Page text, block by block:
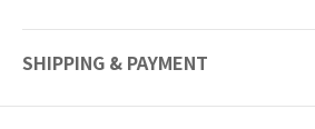
SHIPPING & PAYMENT